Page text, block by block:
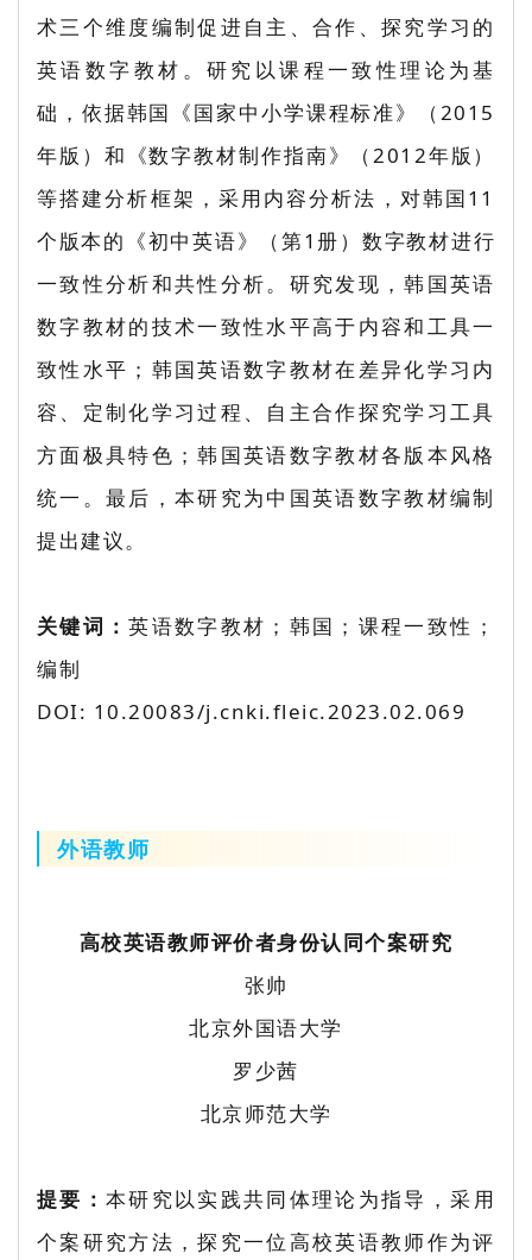
术三个维度编制促进自主、合作、探究学习的
英语数字教材。研究以课程一致性理论为基
础，依据韩国《国家中小学课程标准》（2015
年版）和《数字教材制作指南》（2012年版）
等搭建分析框架，采用内容分析法，对韩国11
个版本的《初中英语》（第1册）数字教材进行
一致性分析和共性分析。研究发现，韩国英语
数字教材的技术一致性水平高于内容和工具一
致性水平；韩国英语数字教材在差异化学习内
容、定制化学习过程、自主合作探究学习工具
方面极具特色；韩国英语数字教材各版本风格
统一。最后，本研究为中国英语数字教材编制
提出建议。
关键词：英语数字教材；韩国；课程一致性；
编制
DOI: 10.20083/j.cnki.fleic.2023.02.069
外语教师
高校英语教师评价者身份认同个案研究
张帅
北京外国语大学
罗少茜
北京师范大学
提要：本研究以实践共同体理论为指导，采用
个案研究方法，探究一位高校英语教师作为评